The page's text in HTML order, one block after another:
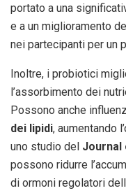
portato a una
e a un miglioramento
nei partecipanti per un
Inoltre, i probiotici
l’assorbimento dei
Possono anche
dei lipidi, aumentando
uno studio del Journal
possono ridurre
di ormoni regolatori